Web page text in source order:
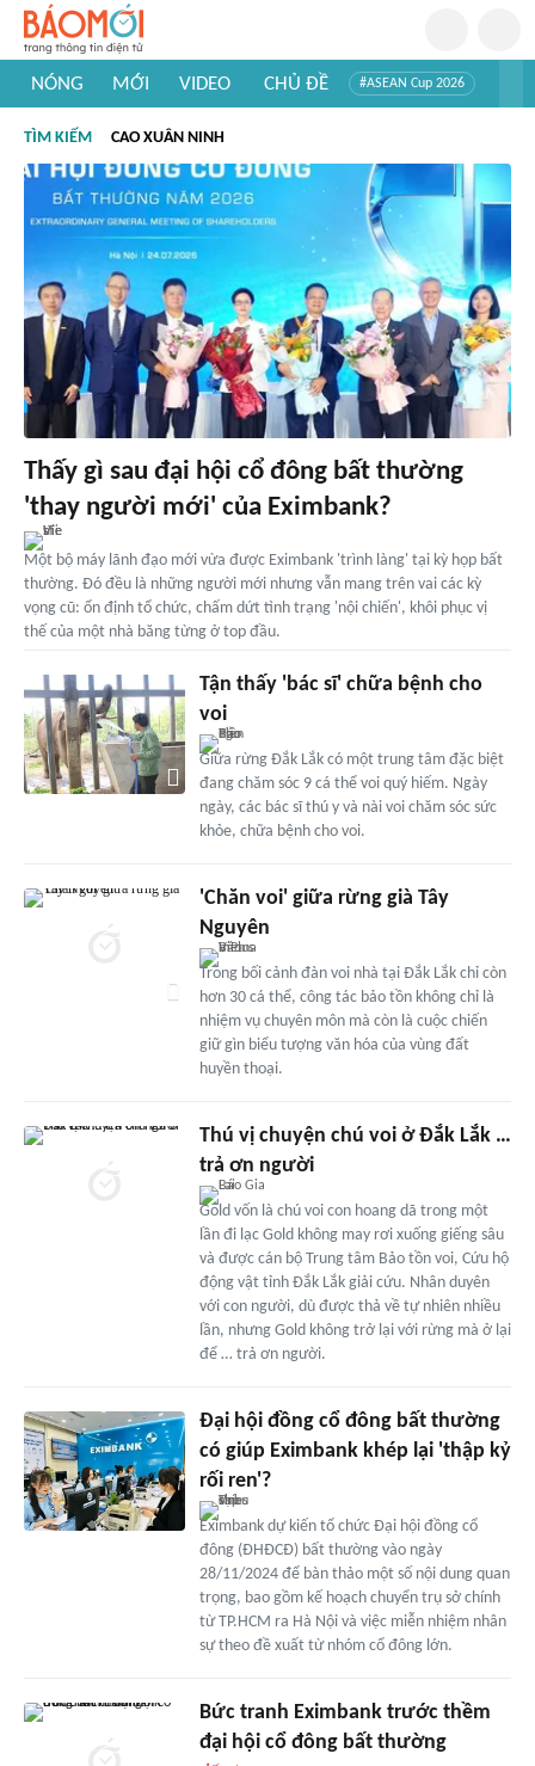
NÓNG MỚI VIDEO CHỦ ĐỀ #ASEAN Cup 2026
#Khám phá thế giới
TÌM KIẾM CAO XUÂN NINH
Thấy gì sau đại hội cổ đông bất thường
'thay người mới' của Eximbank?
Một bộ máy lãnh đạo mới vừa được Eximbank 'trình làng' tại kỳ họp bất
thường. Đó đều là những người mới nhưng vẫn mang trên vai các kỳ
vọng cũ: ổn định tổ chức, chấm dứt tình trạng 'nội chiến', khôi phục vị
thế của một nhà băng từng ở top đầu.
Tận thấy 'bác sĩ' chữa bệnh cho
voi
Giữa rừng Đắk Lắk có một trung tâm đặc biệt
đang chăm sóc 9 cá thể voi quý hiếm. Ngày
ngày, các bác sĩ thú y và nài voi chăm sóc sức
khỏe, chữa bệnh cho voi.
'Chăn voi' giữa rừng già Tây
Nguyên
Trong bối cảnh đàn voi nhà tại Đắk Lắk chỉ còn
hơn 30 cá thể, công tác bảo tồn không chỉ là
nhiệm vụ chuyên môn mà còn là cuộc chiến
giữ gìn biểu tượng văn hóa của vùng đất
huyền thoại.
Thú vị chuyện chú voi ở Đắk Lắk …
trả ơn người
Gold vốn là chú voi con hoang dã trong một
lần đi lạc Gold không may rơi xuống giếng sâu
và được cán bộ Trung tâm Bảo tồn voi, Cứu hộ
động vật tỉnh Đắk Lắk giải cứu. Nhân duyên
với con người, dù được thả về tự nhiên nhiều
lần, nhưng Gold không trở lại với rừng mà ở lại
để … trả ơn người.
Đại hội đồng cổ đông bất thường
có giúp Eximbank khép lại 'thập kỷ
rối ren'?
Eximbank dự kiến tổ chức Đại hội đồng cổ
đông (ĐHĐCĐ) bất thường vào ngày
28/11/2024 để bàn thảo một số nội dung quan
trọng, bao gồm kế hoạch chuyển trụ sở chính
từ TP.HCM ra Hà Nội và việc miễn nhiệm nhân
sự theo đề xuất từ nhóm cổ đông lớn.
Bức tranh Eximbank trước thềm
đại hội cổ đông bất thường